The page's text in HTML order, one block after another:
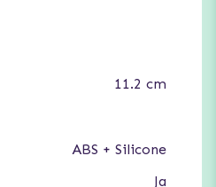
11.2 cm
ABS + Silicone
Ja